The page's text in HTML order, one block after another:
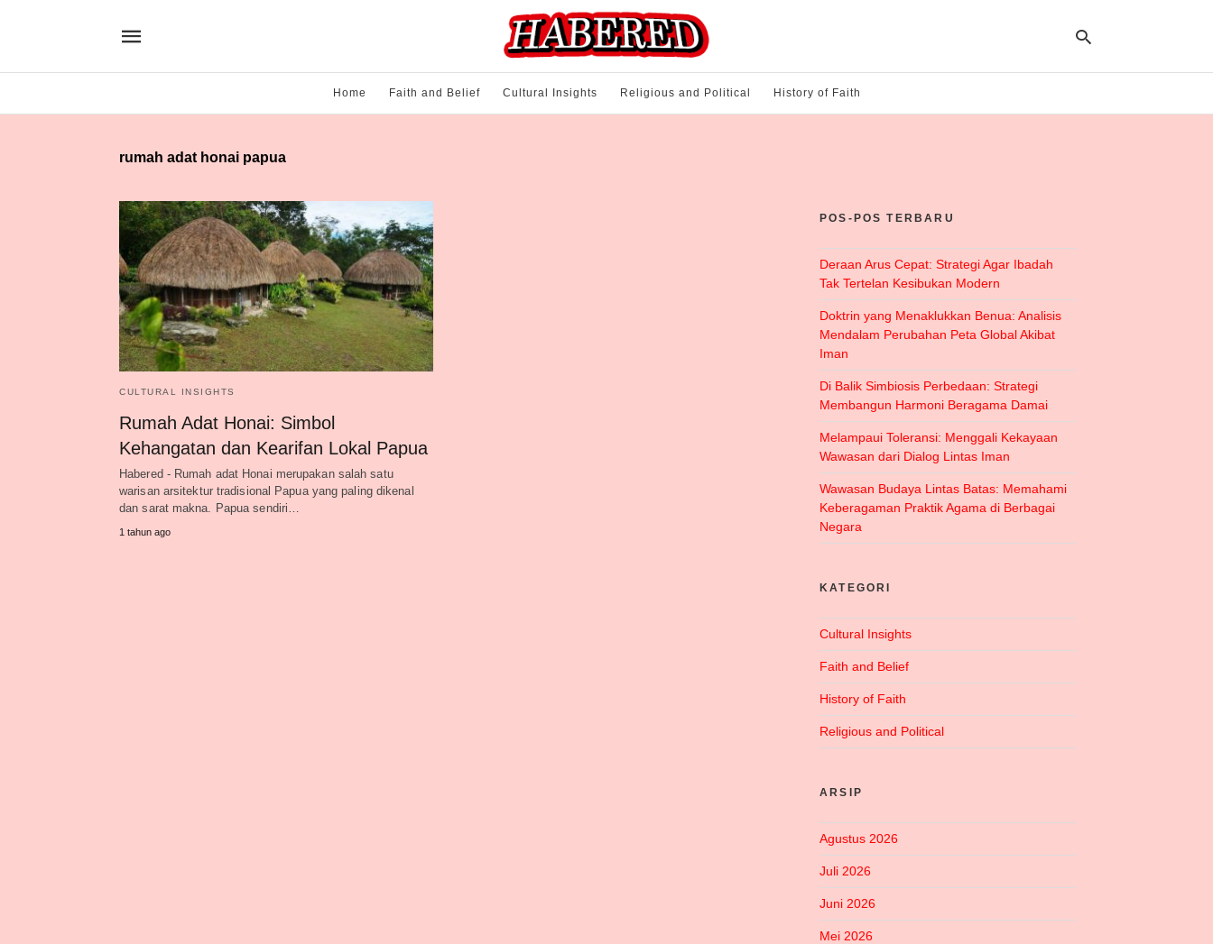
Home Faith and Belief Cultural Insights Religious and Political History of Faith
rumah adat honai papua
CULTURAL INSIGHTS
Rumah Adat Honai: Simbol
Kehangatan dan Kearifan Lokal Papua
Habered - Rumah adat Honai merupakan salah satu
warisan arsitektur tradisional Papua yang paling dikenal
dan sarat makna. Papua sendiri…
1 tahun ago
POS-POS TERBARU
Deraan Arus Cepat: Strategi Agar Ibadah
Tak Tertelan Kesibukan Modern
Doktrin yang Menaklukkan Benua: Analisis
Mendalam Perubahan Peta Global Akibat
Iman
Di Balik Simbiosis Perbedaan: Strategi
Membangun Harmoni Beragama Damai
Melampaui Toleransi: Menggali Kekayaan
Wawasan dari Dialog Lintas Iman
Wawasan Budaya Lintas Batas: Memahami
Keberagaman Praktik Agama di Berbagai
Negara
KATEGORI
Cultural Insights
Faith and Belief
History of Faith
Religious and Political
ARSIP
Agustus 2026
Juli 2026
Juni 2026
Mei 2026